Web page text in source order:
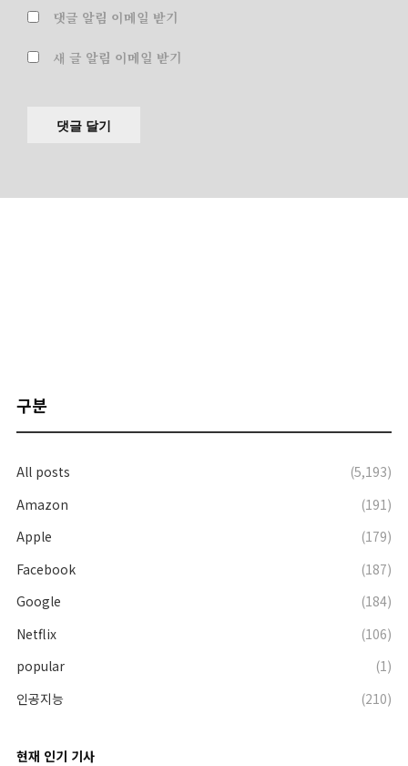
댓글 알림 이메일 받기
새 글 알림 이메일 받기
구분
All posts
(5,193)
Amazon
(191)
Apple
(179)
Facebook
(187)
Google
(184)
Netflix
(106)
popular
(1)
인공지능
(210)
현재 인기 기사